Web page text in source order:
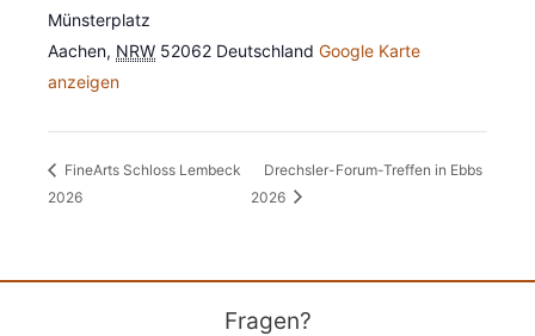
Münsterplatz
Aachen, NRW 52062 Deutschland Google Karte
anzeigen
FineArts Schloss Lembeck
2026
Drechs­ler-Forum-Tref­fen in Ebbs
2026
Fragen?